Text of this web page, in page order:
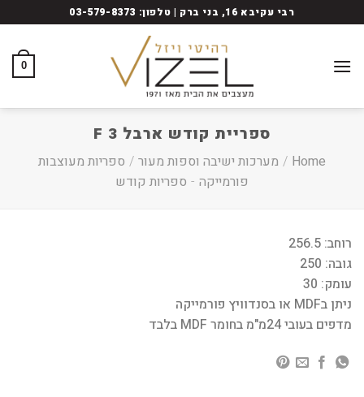
to
רבי עקיבא 16, בני ברק | טלפון: 03-579-8373
0
ספריית קודש ארבל 3 F
Home
/ מערכות ישיבה וספות מעור / ספריות מעוצבות
פורמייקה - ספריות קודש
רוחב: 256.5
גובה: 250
עומק: 30
ניתן בMDF או בסנדוויץ פורמייקה
מדפים בעובי 24מ"מ בחומר MDF בלבד